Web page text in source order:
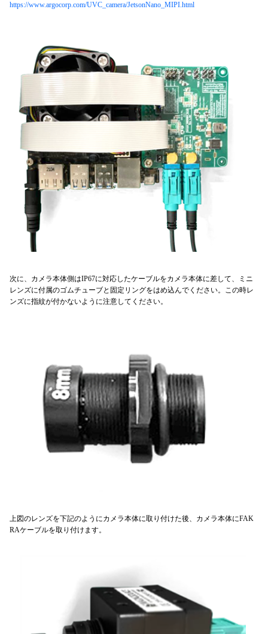
https://www.argocorp.com/UVC_camera/JetsonNano_MIPI.html
次に、カメラ本体側はIP67に対応したケーブルをカメラ本体に差して、ミニ
レンズに付属のゴムチューブと固定リングをはめ込んでください。この時レ
ンズに指紋が付かないように注意してください。
上図のレンズを下記のようにカメラ本体に取り付けた後、カメラ本体にFAK
RAケーブルを取り付けます。